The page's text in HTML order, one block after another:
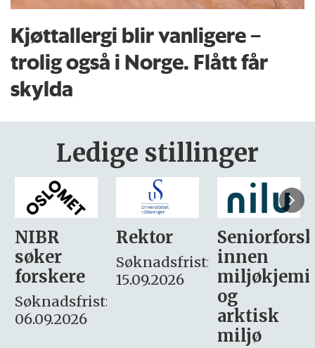
Kjøttallergi blir vanligere –
trolig også i Norge. Flått får
skylda
Ledige stillinger
Rektor
Søknadsfrist:
15.09.2026
Seniorforsker
innen
miljøkjemi
søker
– fast
Søknadsfrist:
16. august.